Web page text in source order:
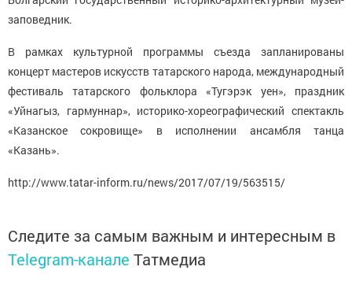
заповедник.
В рамках культурной программы съезда запланированы
концерт мастеров искусств татарского народа, международный
фестиваль татарского фольклора «Тугэрэк уен», праздник
«Уйнагыз, гармуннар», историко-хореографический спектакль
«Казанское сокровище» в исполнении ансамбля танца
«Казань».
http://www.tatar-inform.ru/news/2017/07/19/563515/
Следите за самым важным и интересным в
Telegram-канале Татмедиа